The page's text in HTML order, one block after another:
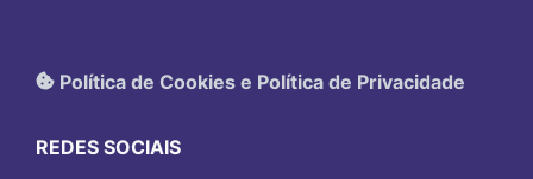
Política de Cookies e Política de Privacidade
REDES SOCIAIS